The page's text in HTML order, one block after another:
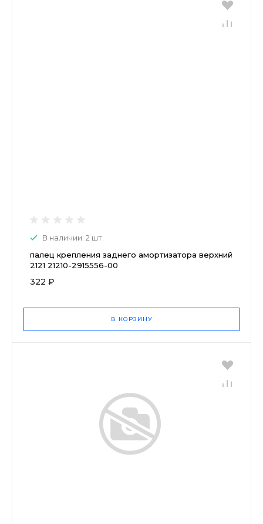
В наличии: 2 шт.
палец крепления заднего амортизатора верхний
2121 21210-2915556-00
322 ₽
В КОРЗИНУ